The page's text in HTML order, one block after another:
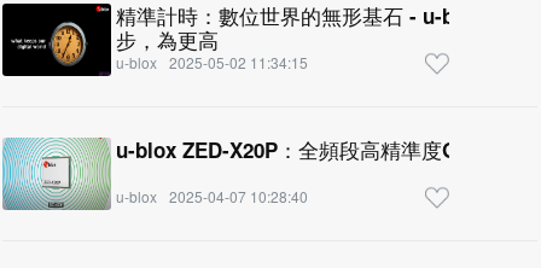
精準計時：數位世界的無形基石 - u-blox解決
步，為更高
u-blox 2025-05-02 11:34:15
u-blox ZED-X20P：全頻段高精準度GNSS 模
u-blox 2025-04-07 10:28:40